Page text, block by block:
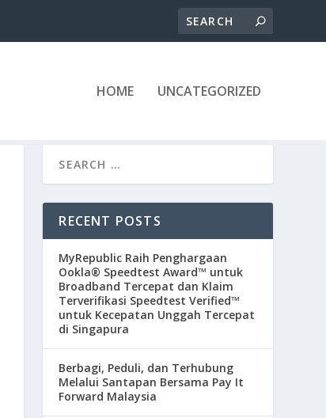
HOME UNCATEGORIZED
RECENT POSTS
MyRepublic Raih Penghargaan
Ookla® Speedtest Award™ untuk
Broadband Tercepat dan Klaim
Terverifikasi Speedtest Verified™
untuk Kecepatan Unggah Tercepat
di Singapura
Berbagi, Peduli, dan Terhubung
Melalui Santapan Bersama Pay It
Forward Malaysia